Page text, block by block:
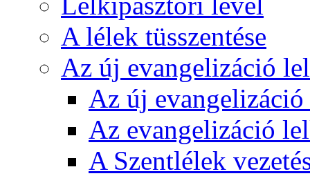
A lélek tüsszentése
Az új evangelizáció
Az új
Az evangelizáció
A Szentlélek